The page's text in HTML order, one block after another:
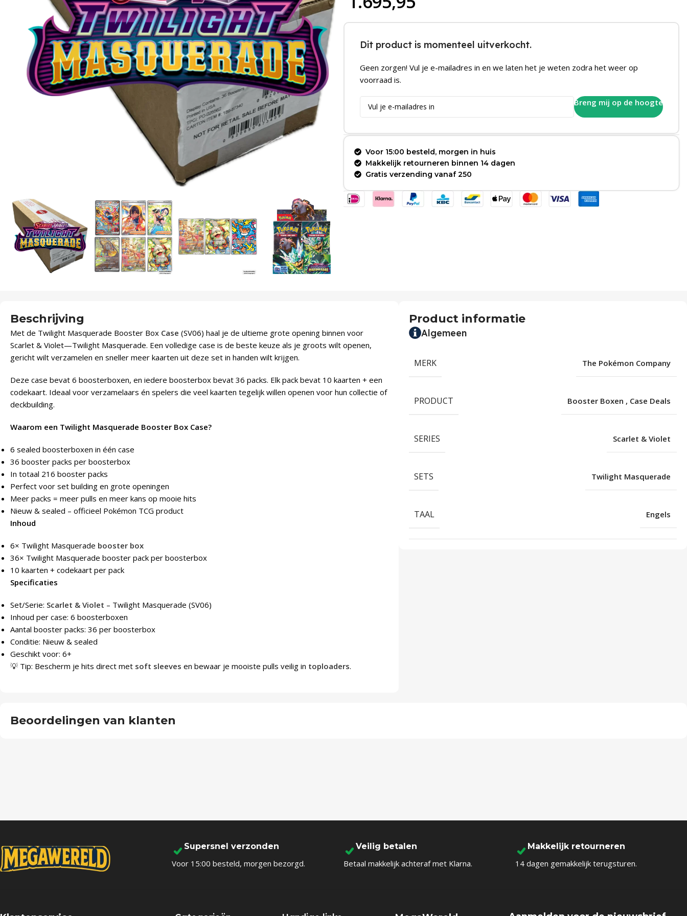
Dit product is momenteel uitverkocht.
Geen zorgen! Vul je e-mailadres in en we laten het je weten zodra het weer op
voorraad is.
Breng mij op de hoogte
Voor 15:00 besteld, morgen in huis
Makkelijk retourneren binnen 14 dagen
Gratis verzending vanaf 250
Beschrijving
Met de Twilight Masquerade Booster Box Case (SV06) haal je de ultieme grote opening binnen voor
Scarlet & Violet—Twilight Masquerade. Een volledige case is de beste keuze als je groots wilt openen,
gericht wilt verzamelen en sneller meer kaarten uit deze set in handen wilt krijgen.
Deze case bevat 6 boosterboxen, en iedere boosterbox bevat 36 packs. Elk pack bevat 10 kaarten + een
codekaart. Ideaal voor verzamelaars én spelers die veel kaarten tegelijk willen openen voor hun collectie of
deckbuilding.
Waarom een Twilight Masquerade Booster Box Case?
6 sealed boosterboxen in één case
36 booster packs per boosterbox
In totaal 216 booster packs
Perfect voor set building en grote openingen
Meer packs = meer pulls en meer kans op mooie hits
Nieuw & sealed – officieel Pokémon TCG product
Inhoud
6× Twilight Masquerade booster box
36× Twilight Masquerade booster pack per boosterbox
10 kaarten + codekaart per pack
Specificaties
Set/Serie: Scarlet & Violet – Twilight Masquerade (SV06)
Inhoud per case: 6 boosterboxen
Aantal booster packs: 36 per boosterbox
Conditie: Nieuw & sealed
Geschikt voor: 6+
💡 Tip: Bescherm je hits direct met soft sleeves en bewaar je mooiste pulls veilig in toploaders.
Product informatie
Algemeen
MERK The Pokémon Company
PRODUCT Booster Boxen , Case Deals
SERIES Scarlet & Violet
SETS Twilight Masquerade
TAAL Engels
Beoordelingen van klanten
Supersnel verzonden
Voor 15:00 besteld, morgen bezorgd.
Veilig betalen
Betaal makkelijk achteraf met Klarna.
Makkelijk retourneren
14 dagen gemakkelijk terugsturen.